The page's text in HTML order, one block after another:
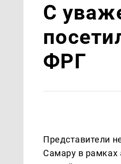
С
ФРГ
Представители
Самару в рамках